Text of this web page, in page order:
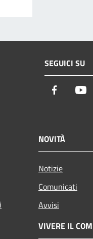
SEGUICI SU
Facebook
NOVITÀ
Notizie
Comunicati
Avvisi
VIVERE IL